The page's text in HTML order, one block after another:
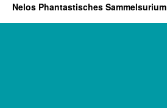
Nelos Phantastisches Sammelsurium